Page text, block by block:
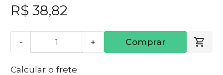
R$ 38,82
- + Comprar
Calcular o frete